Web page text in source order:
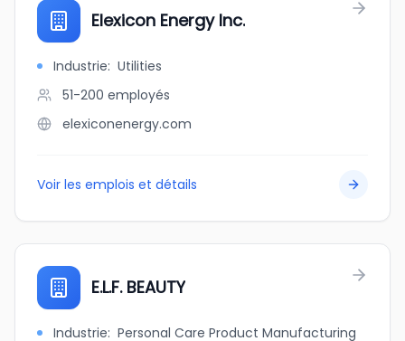
Elexicon Energy Inc.
Industrie: Utilities
51-200 employés
elexiconenergy.com
Voir les emplois et détails
E.L.F. BEAUTY
Industrie: Personal Care Product Manufacturing